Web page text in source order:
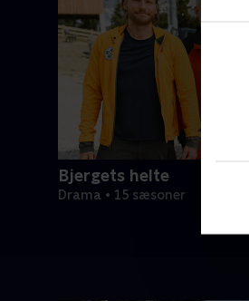
Bjergets helte
Drama • 15 sæsoner